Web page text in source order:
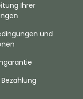
Ihrer
und